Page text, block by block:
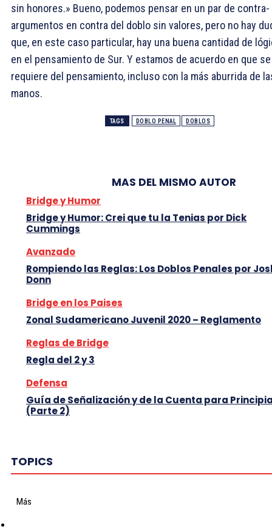
sin honores.» Bueno, podemos pensar en un par de contra-
argumentos en contra del doblo sin valores, pero no hay
que, en este caso particular, hay una buena cantidad de
en el pensamiento de Sur. Y estamos de acuerdo en que se
requiere del pensamiento, incluso con la más aburrida de
manos.
TAGS DOBLO PENAL DOBLOS
MAS DEL MISMO AUTOR
Bridge y Humor
Bridge y Humor: Crei que tu la Tenias por Dick
Cummings
Avanzado
Rompiendo las Reglas: Los Doblos Penales por
Donn
Bridge en los Paises
Zonal Sudamericano Juvenil 2020 – Reglamento
Reglas de Bridge
Regla del 2 y 3
Defensa
Guía de Señalización y de la Cuenta para
(Parte 2)
TOPICS
Más